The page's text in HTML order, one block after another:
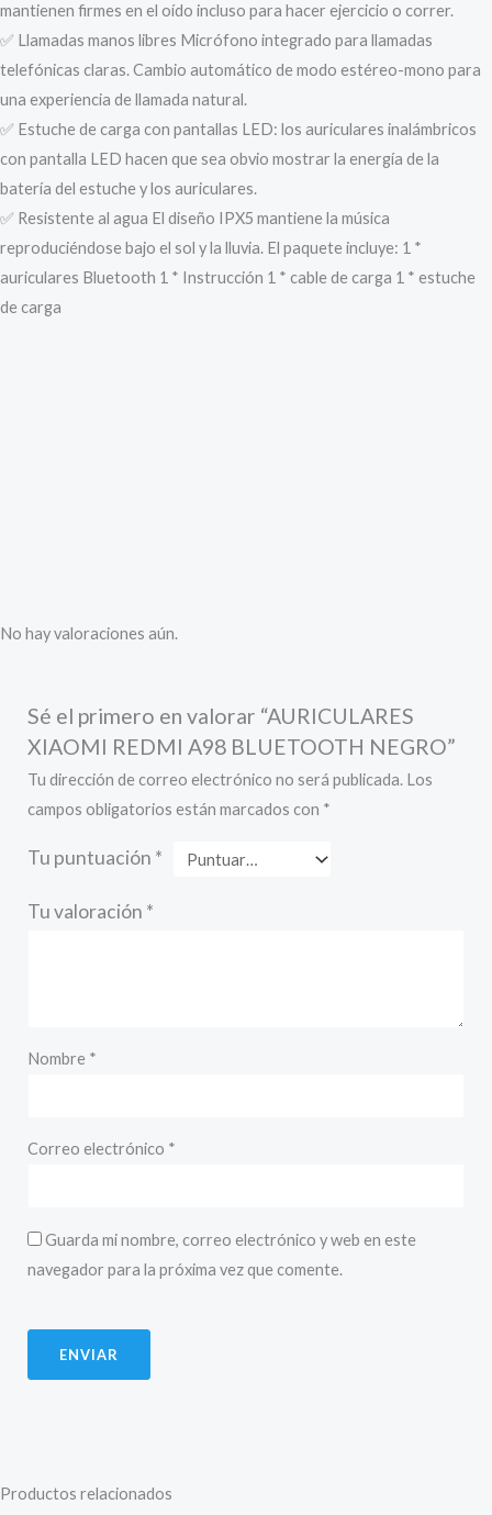
mantienen firmes en el oído incluso para hacer ejercicio o correr.
✅ Llamadas manos libres Micrófono integrado para llamadas
telefónicas claras. Cambio automático de modo estéreo-mono para
una experiencia de llamada natural.
✅ Estuche de carga con pantallas LED: los auriculares inalámbricos
con pantalla LED hacen que sea obvio mostrar la energía de la
batería del estuche y los auriculares.
✅ Resistente al agua El diseño IPX5 mantiene la música
reproduciéndose bajo el sol y la lluvia. El paquete incluye: 1 *
auriculares Bluetooth 1 * Instrucción 1 * cable de carga 1 * estuche
de carga
No hay valoraciones aún.
Sé el primero en valorar “AURICULARES
XIAOMI REDMI A98 BLUETOOTH NEGRO”
Tu dirección de correo electrónico no será publicada. Los
campos obligatorios están marcados con *
Tu puntuación *
Tu valoración *
Nombre *
Correo electrónico *
Guarda mi nombre, correo electrónico y web en este
navegador para la próxima vez que comente.
Productos relacionados